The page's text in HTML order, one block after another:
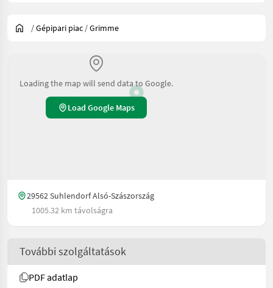
/Gépipari piac /Grimme
Loading the map will send data to Google.
Load Google Maps
29562 Suhlendorf Alsó-Szászország
1005.32 km távolságra
További szolgáltatások
PDF adatlap